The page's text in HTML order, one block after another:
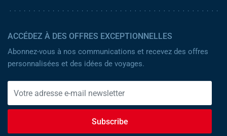
ACCÉDEZ À DES OFFRES EXCEPTIONNELLES
Abonnez-vous à nos communications et recevez des offres
personnalisées et des idées de voyages.
Subscribe